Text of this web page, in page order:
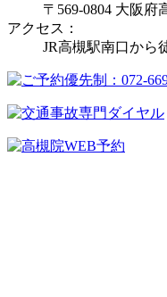
〒569-0804 大阪府
アクセス：
JR高槻駅南口か